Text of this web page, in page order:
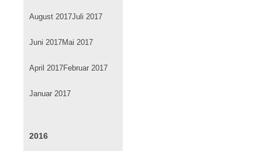
August 2017Juli 2017
Juni 2017Mai 2017
April 2017Februar 2017
Januar 2017
2016